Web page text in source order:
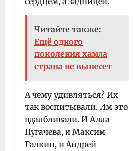
Читайте также:
Ещё одного
поколения хамла
страна не вынесет
А чему удивляться? Их
так воспитывали. Им это
вдалбливали. И Алла
Пугачева, и Максим
Галкин, и Андрей